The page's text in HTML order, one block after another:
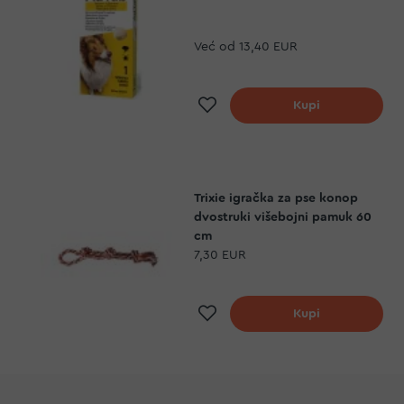
Već od 13,40 EUR
Dodaj na listu želja
Kupi
Trixie igračka za pse konop
dvostruki višebojni pamuk 60
cm
7,30 EUR
Dodaj na listu želja
Kupi